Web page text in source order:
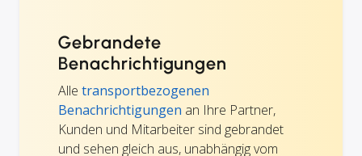
Gebrandete
Benachrichtigungen
Alle transportbezogenen
Benachrichtigungen an Ihre Partner,
Kunden und Mitarbeiter sind gebrandet
und sehen gleich aus, unabhängig vom